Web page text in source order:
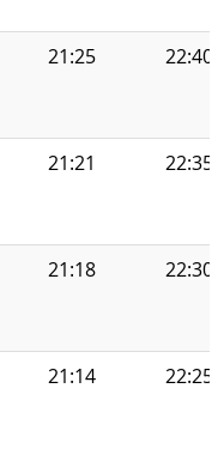
21:25 22:40
21:21 22:35
21:18 22:30
21:14 22:25